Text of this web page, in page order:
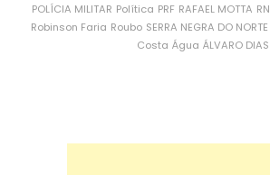
POLÍCIA MILITAR Política PRF RAFAEL MOTTA RN
Robinson Faria Roubo SERRA NEGRA DO NORTE
Costa Água ÁLVARO DIAS